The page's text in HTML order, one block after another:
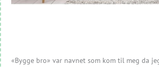
«Bygge bro» var navnet som kom til meg da